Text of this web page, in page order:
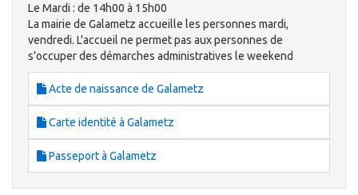
Le Mardi : de 14h00 à 15h00
La mairie de Galametz accueille les personnes mardi,
vendredi. L'accueil ne permet pas aux personnes de
s'occuper des démarches administratives le weekend
Acte de naissance de Galametz
Carte identité à Galametz
Passeport à Galametz